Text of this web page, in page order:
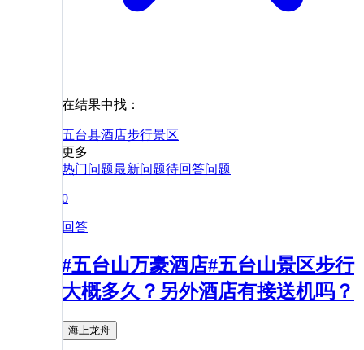
在结果中找：
五台县酒店步行景区
更多
热门问题最新问题待回答问题
0
回答
#五台山万豪酒店#五台山景区步行
大概多久？另外酒店有接送机吗？
海上龙舟